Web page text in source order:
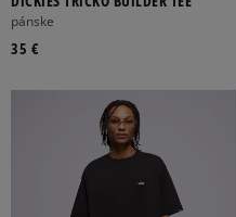
pánske
35 €